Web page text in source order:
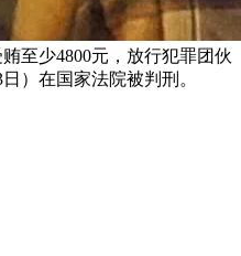
至少4800元，放行犯罪团伙
）在国家法院被判刑。